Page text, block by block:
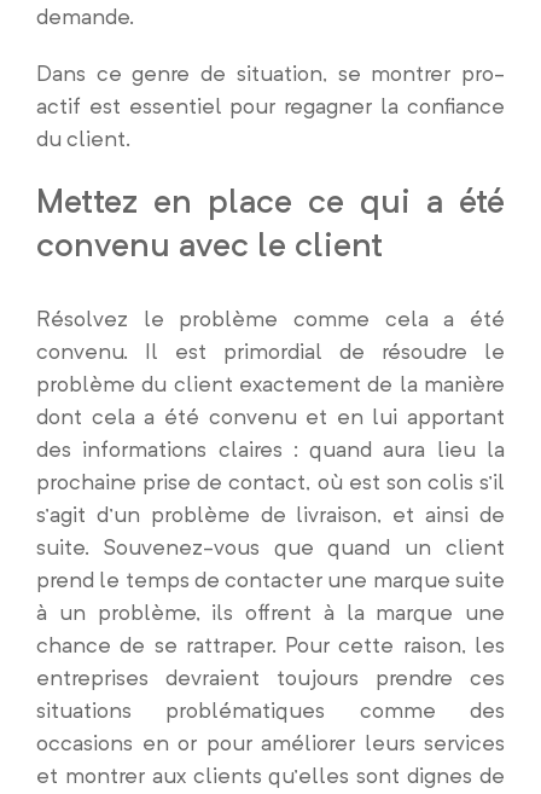
demande.
Dans ce genre de situation, se montrer pro-
actif est essentiel pour regagner la confiance
du client.
Mettez en place ce qui a été
convenu avec le client
Résolvez le problème comme cela a été
convenu. Il est primordial de résoudre le
problème du client exactement de la manière
dont cela a été convenu et en lui apportant
des informations claires : quand aura lieu la
prochaine prise de contact, où est son colis s’il
s’agit d’un problème de livraison, et ainsi de
suite. Souvenez-vous que quand un client
prend le temps de contacter une marque suite
à un problème, ils offrent à la marque une
chance de se rattraper. Pour cette raison, les
entreprises devraient toujours prendre ces
situations problématiques comme des
occasions en or pour améliorer leurs services
et montrer aux clients qu’elles sont dignes de